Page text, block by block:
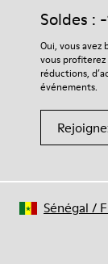
75 % Cuir de
Pour obtenir
votre paire de
des chaussures.
Soldes :
Oui, vous
vous profiterez
réductions,
événements.
Sénégal /